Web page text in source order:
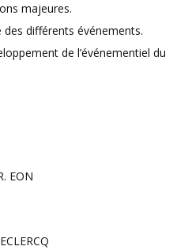
majeures.
différents événements.
de l’événementiel du
R. EON
LECLERCQ